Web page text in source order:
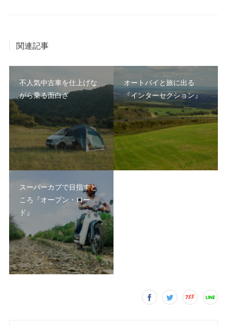
関連記事
不人気中古車を仕上げな
がら乗る面白さ
オートバイと旅に出る
『インターセクション』
スーパーカブで目指すと
ころ『オープン・ロー
ド』